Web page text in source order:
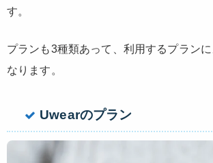
す。
プランも3種類あって、利用するプラン
なります。
Uwearのプラン